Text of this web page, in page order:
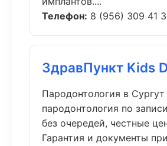
Телефон: 8 (956) 309 41
ЗдравПункт Kids
Пародонтология в Сургут
пародонтология по
без очередей, честные
Гарантия и документы